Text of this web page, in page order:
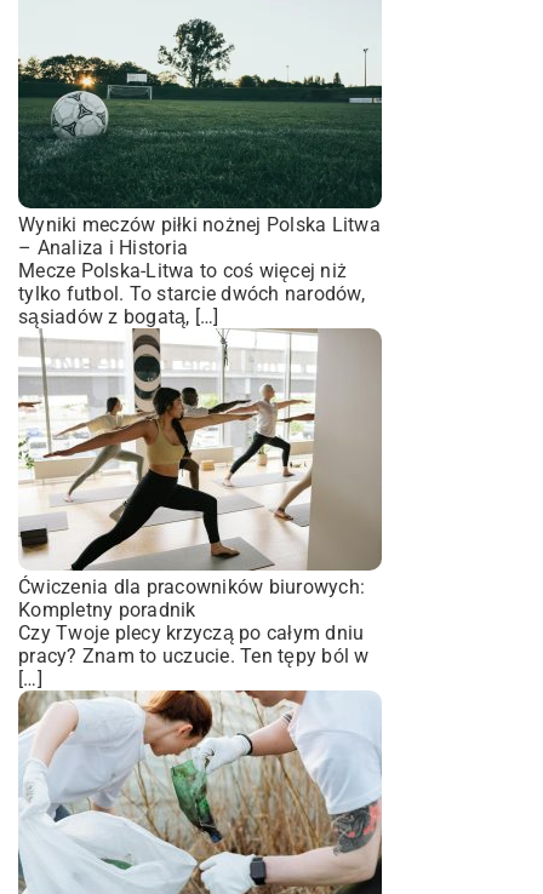
Wyniki meczów piłki nożnej Polska Litwa
– Analiza i Historia
Mecze Polska-Litwa to coś więcej niż
tylko futbol. To starcie dwóch narodów,
sąsiadów z bogatą, […]
Ćwiczenia dla pracowników biurowych:
Kompletny poradnik
Czy Twoje plecy krzyczą po całym dniu
pracy? Znam to uczucie. Ten tępy ból w
[…]